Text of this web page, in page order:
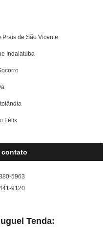
de São Vicente
Indaiatuba
Félix
contato
5963
9120
Tenda: